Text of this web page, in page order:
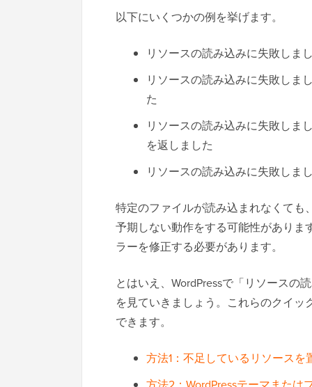
以下にいくつかの例を挙げます。
リソースの読み込みに失敗しま
リソースの読み込みに失敗しま
た
リソースの読み込みに失敗しま
を返しました
リソースの読み込みに失敗しま
特定のファイルが読み込まれなくても
予期しない動作をする可能性があり
ラーを修正する必要があります。
とはいえ、WordPressで「リソースの
を見ていきましょう。これらのクイ
できます。
方法1：不足しているリソースを